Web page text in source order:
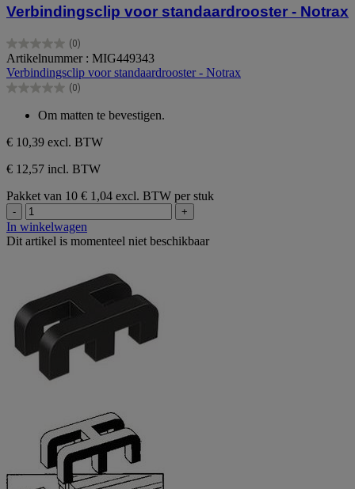
Verbindingsclip voor standaardrooster - Notrax
(0)
0.0
van
de
5
Artikelnummer : MIG449343
Verbindingsclip voor standaardrooster - Notrax
(0)
0.0
5
sterren.
Om matten te bevestigen.
€ 10,39 excl. BTW
€ 12,57 incl. BTW
Pakket van 10 € 1,04 excl. BTW per stuk
- +
In winkelwagen
Dit artikel is momenteel niet beschikbaar